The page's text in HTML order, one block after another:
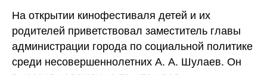
На открытии кинофестиваля детей и их
родителей приветствовал заместитель главы
администрации города по социальной политике
среди несовершеннолетних А. А. Шулаев. Он